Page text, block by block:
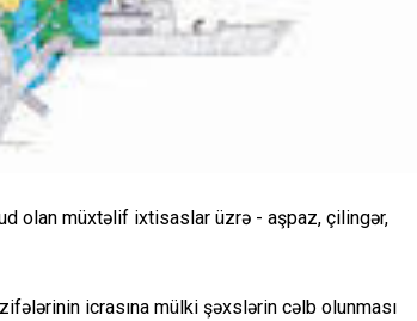
olan müxtəlif ixtisaslar üzrə - aşpaz, çilingər,
icrasına mülki şəxslərin cəlb olunması